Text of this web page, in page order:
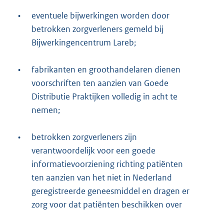
•
eventuele bijwerkingen worden door
betrokken zorgverleners gemeld bij
Bijwerkingencentrum Lareb;
•
fabrikanten en groothandelaren dienen
voorschriften ten aanzien van Goede
Distributie Praktijken volledig in acht te
nemen;
•
betrokken zorgverleners zijn
verantwoordelijk voor een goede
informatievoorziening richting patiënten
ten aanzien van het niet in Nederland
geregistreerde geneesmiddel en dragen er
zorg voor dat patiënten beschikken over